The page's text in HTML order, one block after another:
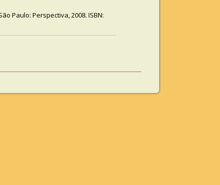
Paulo: Perspectiva, 2008. ISBN: